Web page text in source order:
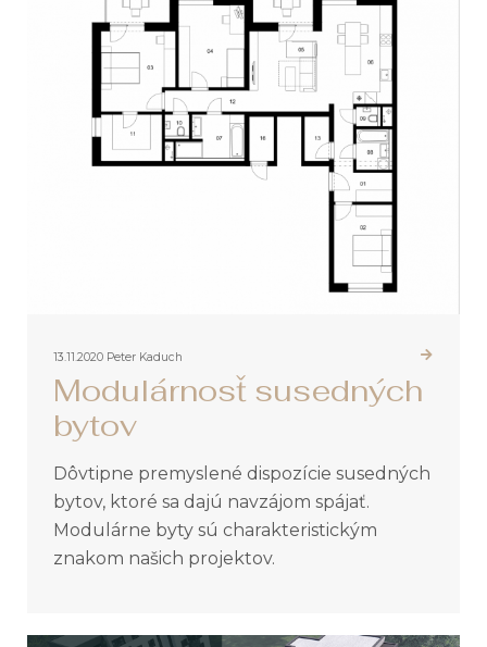
13.11.2020 Peter Kaduch
Modulárnosť susedných
bytov
Dôvtipne premyslené dispozície susedných
bytov, ktoré sa dajú navzájom spájať.
Modulárne byty sú charakteristickým
znakom našich projektov.